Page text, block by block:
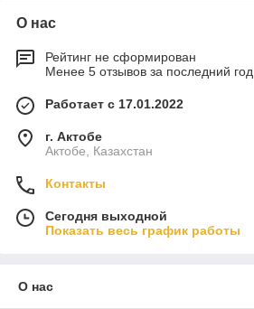
О нас
Рейтинг не сформирован
Менее 5 отзывов за последний год
Работает с 17.01.2022
г. Актобе
Актобе, Казахстан
Контакты
Сегодня выходной
Показать весь график работы
О нас